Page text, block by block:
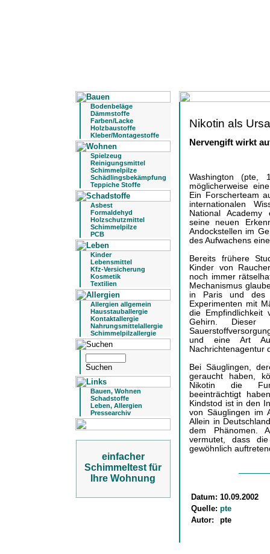
Bodenbeläge
Dämmstoffe
Farben/Lacke
Holzbaustoffe
Kleber/Montagestoffe
Spielzeug
Reinigungsmittel
Schimmelpilze
Schädlingsbekämpfung
Teppiche Stoffe
Asbest
Formaldehyd
Holzschutzmittel
Schimmelpilze
PCB
Kinder
Lebensmittel
Kfz-Versicherung
Kosmetik
Textilien
Allergien allgemein
Hausstauballergie
Kontaktallergie
Nahrungsmittelallergie
Schimmelpilzallergie
Bauen, Wohnen
Schadstoffe
Leben, Allergien
Pressearchiv
einfacher
Schimmeltest für
Ihre Wohnung
Nikotin als
Nervengift wirkt
Washington
möglicherweise
Ein Forscherteam
internationalen
National
seine neuen
Andockstellen im
des Aufwachens
Bereits frühere
Kinder von
noch immer
Mechanismus
in Paris und des
Experimenten mit
die Empfindlichkeit
Gehirn. Dieser
und eine Art
Nachrichtenagentur
Bei Säuglingen,
geraucht haben,
Nikotin die
beeinträchtigt
Kindstod ist in den
von Säuglingen im
Allein in
dem Phänomen.
vermutet, dass
gewöhnlich
Datum: 10.09.2002
Quelle: pte
Autor:
pte